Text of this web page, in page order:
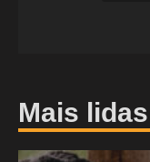
Mais lidas